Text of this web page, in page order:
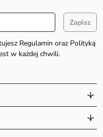
Zapisz
Regulamin oraz Polityką
w każdej chwili.